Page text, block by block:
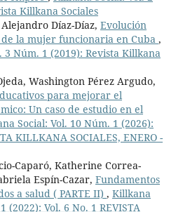
Killkana Sociales
Díaz-Díaz, Evolución
la mujer funcionaria en Cuba ,
3 Núm. 1 (2019): Revista Killkana
Washington Pérez Argudo,
para mejorar el
Un caso de estudio en el
Social: Vol. 10 Núm. 1 (2026):
KILLKANA SOCIALES, ENERO -
Caparó, Katherine Correa-
Espín-Cazar, Fundamentos
a salud ( PARTE II) , Killkana
(2022): Vol. 6 No. 1 REVISTA